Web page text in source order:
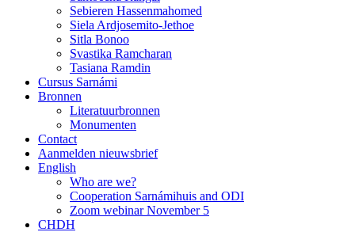
Sebieren Hassenmahomed
Siela Ardjosemito-Jethoe
Sitla Bonoo
Svastika Ramcharan
Tasiana Ramdin
Cursus Sarnámi
Bronnen
Literatuurbronnen
Monumenten
Contact
Aanmelden nieuwsbrief
English
Who are we?
Cooperation Sarnámihuis and ODI
Zoom webinar November 5
CHDH